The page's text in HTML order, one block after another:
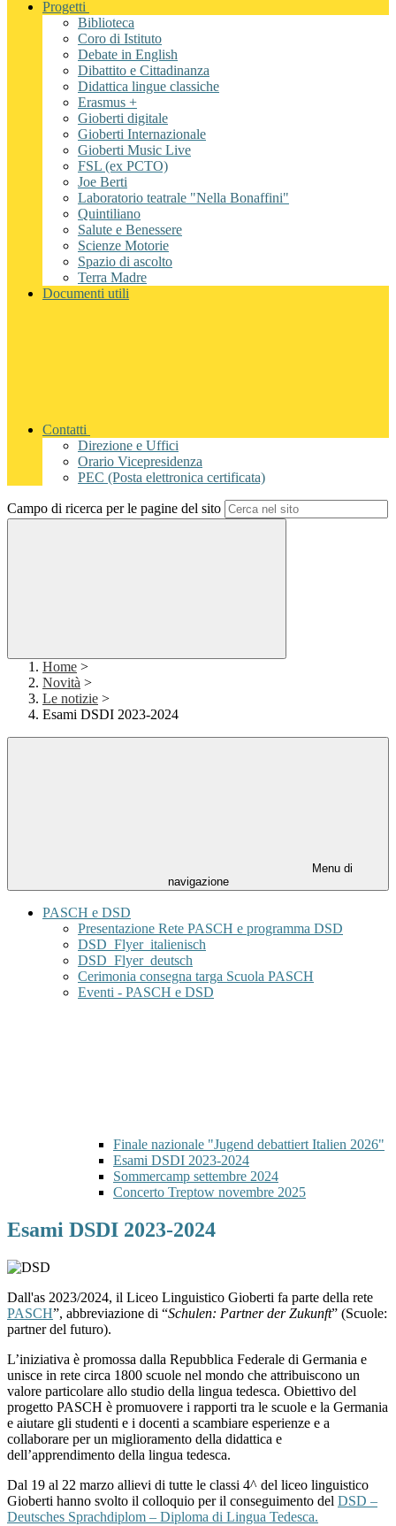
Progetti
Biblioteca
Coro di Istituto
Debate in English
Dibattito e Cittadinanza
Didattica lingue classiche
Erasmus +
Gioberti digitale
Gioberti Internazionale
Gioberti Music Live
FSL (ex PCTO)
Joe Berti
Laboratorio teatrale "Nella Bonaffini"
Quintiliano
Salute e Benessere
Scienze Motorie
Spazio di ascolto
Terra Madre
Documenti utili
Contatti
Direzione e Uffici
Orario Vicepresidenza
PEC (Posta elettronica certificata)
Campo di ricerca per le pagine del sito
Home >
Novità >
Le notizie >
Esami DSDI 2023-2024
Menu di
navigazione
PASCH e DSD
Presentazione Rete PASCH e programma DSD
DSD_Flyer_italienisch
DSD_Flyer_deutsch
Cerimonia consegna targa Scuola PASCH
Eventi - PASCH e DSD
Finale nazionale "Jugend debattiert Italien 2026"
Esami DSDI 2023-2024
Sommercamp settembre 2024
Concerto Treptow novembre 2025
Esami DSDI 2023-2024
Dall'as 2023/2024, il Liceo Linguistico Gioberti fa parte della rete
PASCH”, abbreviazione di “Schulen: Partner der Zukunft” (Scuole:
partner del futuro).
L’iniziativa è promossa dalla Repubblica Federale di Germania e
unisce in rete circa 1800 scuole nel mondo che attribuiscono un
valore particolare allo studio della lingua tedesca. Obiettivo del
progetto PASCH è promuovere i rapporti tra le scuole e la Germania
e aiutare gli studenti e i docenti a scambiare esperienze e a
collaborare per un miglioramento della didattica e
dell’apprendimento della lingua tedesca.
Dal 19 al 22 marzo allievi di tutte le classi 4^ del liceo linguistico
Gioberti hanno svolto il colloquio per il conseguimento del DSD –
Deutsches Sprachdiplom – Diploma di Lingua Tedesca.